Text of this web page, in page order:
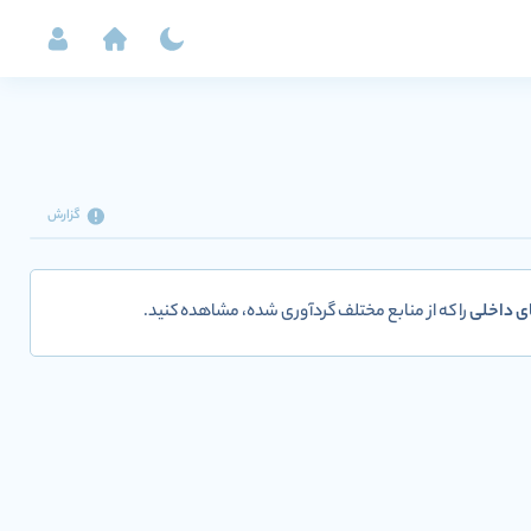
گزارش
داخلیرا که از منابع مختلف گردآوری شده، مشاهده کنید.